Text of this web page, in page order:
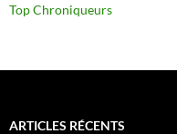
Top Chroniqueurs
ARTICLES RÉCENTS